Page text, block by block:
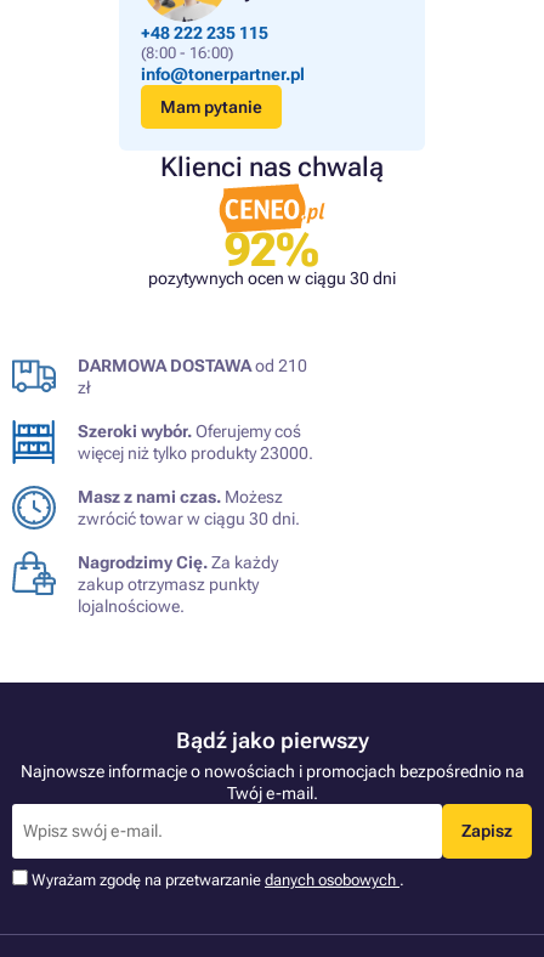
+48 222 235 115
(8:00 - 16:00)
info@tonerpartner.pl
Mam pytanie
Klienci nas chwalą
92%
pozytywnych ocen w ciągu 30 dni
DARMOWA DOSTAWAod 210
zł
Szeroki wybór.Oferujemy coś
więcej niż tylko produkty 23000.
Masz z nami czas. Możesz
zwrócić towar w ciągu 30 dni.
Nagrodzimy Cię.Za każdy
zakup otrzymasz punkty
lojalnościowe.
Bądź jako pierwszy
Najnowsze informacje o nowościach i promocjach bezpośrednio na
Twój e-mail.
Zapisz
Wyrażam zgodę na przetwarzanie danych osobowych .